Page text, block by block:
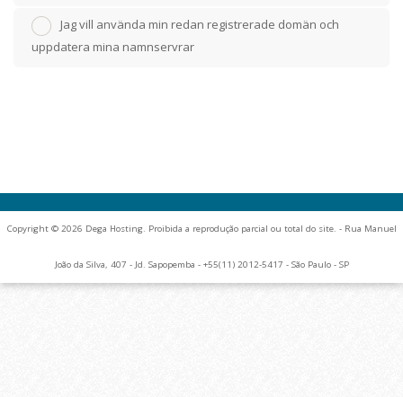
Jag vill använda min redan registrerade domän och
uppdatera mina namnservrar
Copyright © 2026 Dega Hosting. Proibida a reprodução parcial ou total do site. - Rua Manuel
João da Silva, 407 - Jd. Sapopemba - +55(11) 2012-5417 - São Paulo - SP